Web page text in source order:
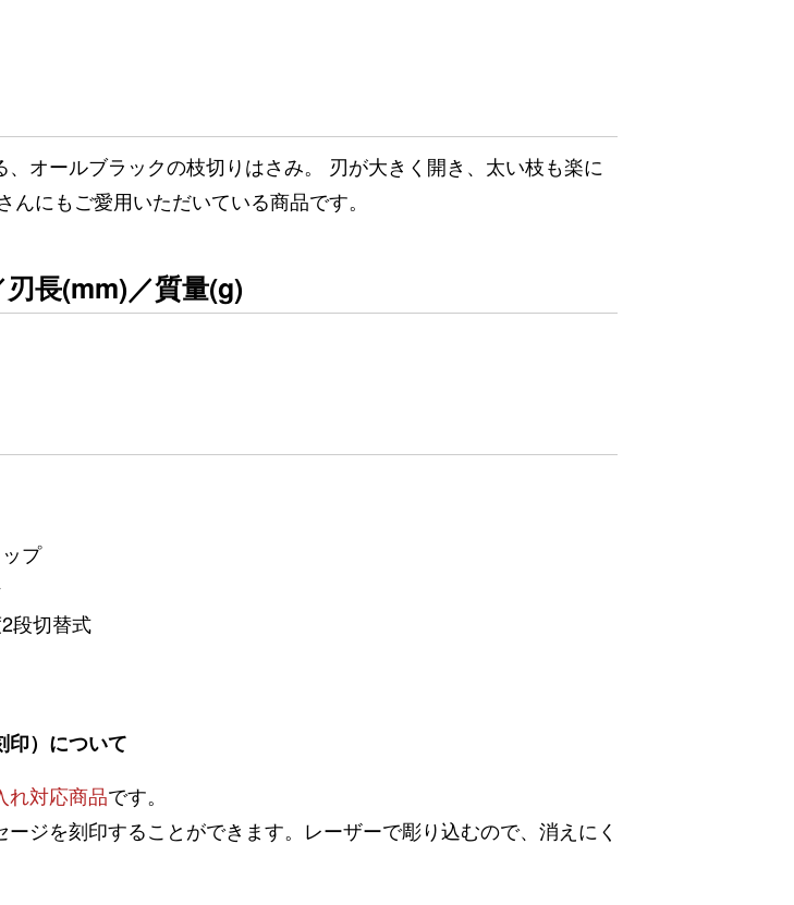
、オールブラックの枝切りはさみ。 刃が大きく開き、太い枝も楽に
んにもご愛用いただいている商品です。
長(mm)／質量(g)
プ
段切替式
印）について
れ対応商品です。
ージを刻印することができます。レーザーで彫り込むので、消えにく